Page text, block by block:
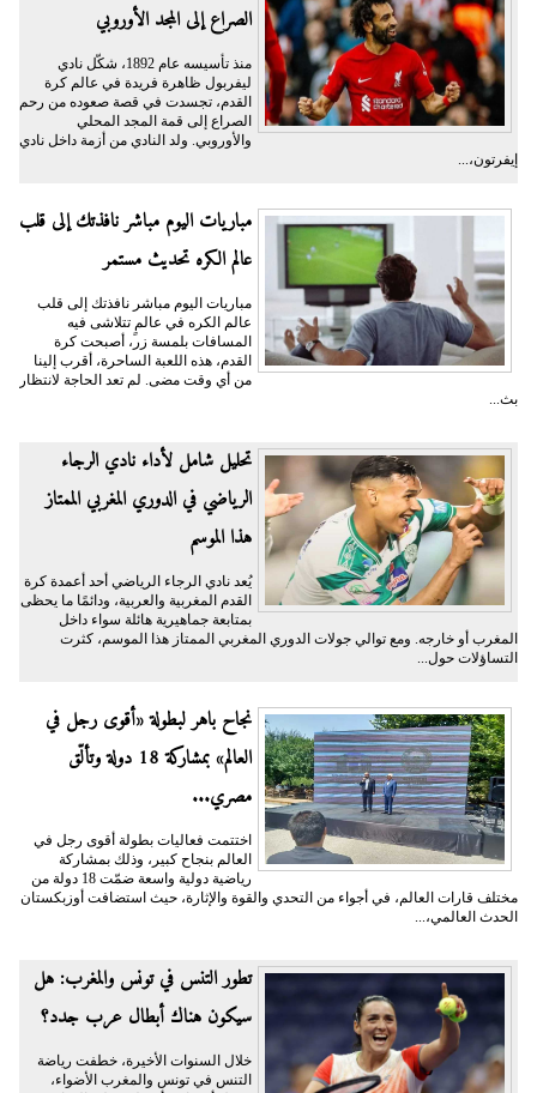
الصراع إلى المجد الأوروبي
منذ تأسيسه عام 1892، شكّل نادي
ليفربول ظاهرة فريدة في عالم كرة
القدم، تجسدت في قصة صعوده من رحم
الصراع إلى قمة المجد المحلي
والأوروبي. ولد النادي من أزمة داخل نادي
إيفرتون،...
مباريات اليوم مباشر نافذتك إلى قلب
عالم الكره تحديث مستمر
مباريات اليوم مباشر نافذتك إلى قلب
عالم الكره في عالمٍ تتلاشى فيه
المسافات بلمسة زر، أصبحت كرة
القدم، هذه اللعبة الساحرة، أقرب إلينا
من أي وقت مضى. لم تعد الحاجة لانتظار
بث...
تحليل شامل لأداء نادي الرجاء
الرياضي في الدوري المغربي الممتاز
هذا الموسم
يُعد نادي الرجاء الرياضي أحد أعمدة كرة
القدم المغربية والعربية، ودائمًا ما يحظى
بمتابعة جماهيرية هائلة سواء داخل
المغرب أو خارجه. ومع توالي جولات الدوري المغربي الممتاز هذا الموسم، كثرت
التساؤلات حول...
نجاح باهر لبطولة «أقوى رجل في
العالم» بمشاركة 18 دولة وتألّق
مصري...
اختتمت فعاليات بطولة أقوى رجل في
العالم بنجاح كبير، وذلك بمشاركة
رياضية دولية واسعة ضمّت 18 دولة من
مختلف قارات العالم، في أجواء من التحدي والقوة والإثارة، حيث استضافت أوزبكستان
الحدث العالمي،...
تطور التنس في تونس والمغرب: هل
سيكون هناك أبطال عرب جدد؟
خلال السنوات الأخيرة، خطفت رياضة
التنس في تونس والمغرب الأضواء،